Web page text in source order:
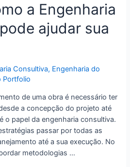
a Engenharia
ajudar sua
Consultiva, Engenharia do
Portfolio
de uma obra é necessário ter
a concepção do projeto até
o papel da engenharia consultiva.
passar por todas as
até a sua execução. No
metodologias …